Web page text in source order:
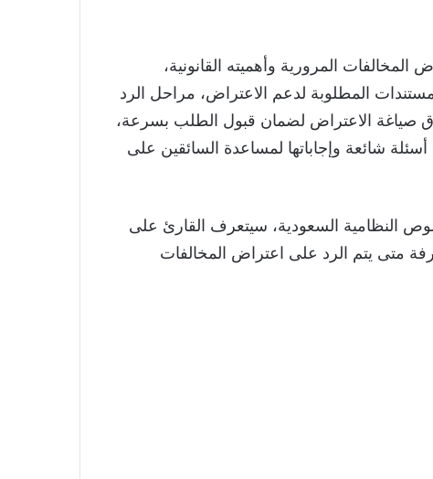
المرورية وأهميته القانونية،
المطلوبة لدعم الاعتراض، مراحل الرد
صياغة الاعتراض لضمان قبول الطلب بسرعة،
شائعة وإجاباتها لمساعدة السائقين على
النظامية السعودية، سيتعرف القارئ على
متى يتم الرد على اعتراض المخالفات